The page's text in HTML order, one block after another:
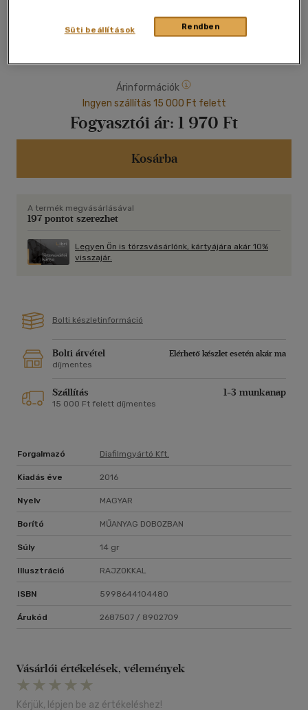
népmese. Ki tudja, lehet, hogy a megoldást épp a róka ravasz,
de elgondolkodtató szavai rejtik?
Árinformációk
Ingyen szállítás 15 000 Ft felett
Fogyasztói ár: 1 970 Ft
Kosárba
A termék megvásárlásával
197 pontot szerezhet
Legyen Ön is törzsvásárlónk, kártyájára akár 10%
visszajár.
Bolti készletinformáció
Bolti átvétel
Elérhető készlet esetén akár ma
díjmentes
Szállítás 1-3 munkanap
15 000 Ft felett díjmentes
Forgalmazó Diafilmgyártó Kft.
Kiadás éve 2016
Nyelv MAGYAR
Borító MŰANYAG DOBOZBAN
Súly 14 gr
Illusztráció RAJZOKKAL
ISBN 5998644104480
Árukód 2687507 / 8902709
Vásárlói értékelések, vélemények
Kérjük, lépjen be az értékeléshez!
Rendben
Süti beállítások